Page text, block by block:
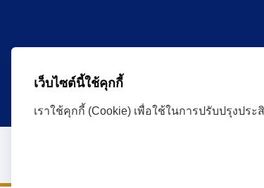
เว็บไซต์นี้ใช้คุกกี้
เราใช้คุกกี้ (Cookie) เพื่อใช้ในการปรับปรุงป